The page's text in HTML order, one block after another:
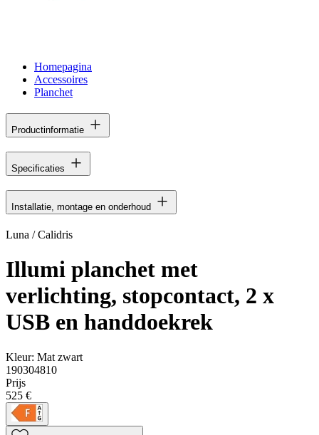
Homepagina
Accessoires
Planchet
Productinformatie
Specificaties
Installatie, montage en onderhoud
Luna / Calidris
Illumi planchet met
verlichting, stopcontact, 2 x
USB en handdoekrek
Kleur: Mat zwart
190304810
Prijs
525 €